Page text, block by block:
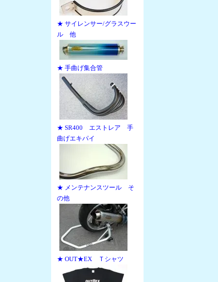
★ サイレンサー/グラスウー
ル 他
★ 手曲げ集合管
★ SR400 エストレア 手
曲げエキパイ
★ メンテナンスツール そ
の他
★ OUT★EX Ｔシャツ